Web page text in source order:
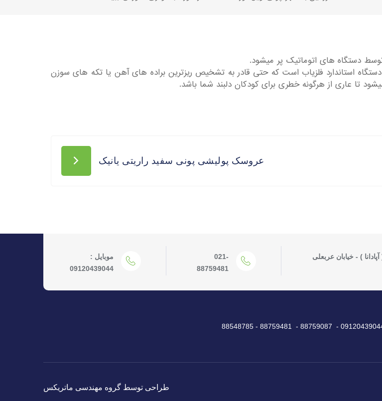
استاندارد فلزیاب است که حتی قادر به تشخیص ریزترین براده های آهن یا تکه های سوزن
تا عاری از هرگونه خطری برای کودکان دلبند شما باشد.
عروسک پولیشی پونی سفید راریتی یانیک
) - خیابان عربعلی
021-
88759481
موبایل :
09120439044
طراحی توسط گروه مهندسی ماتریکس